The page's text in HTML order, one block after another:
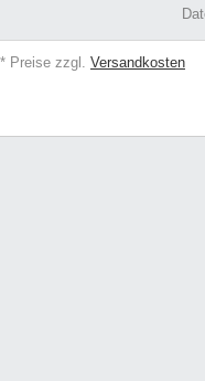
* Preise zzgl. Versandkosten